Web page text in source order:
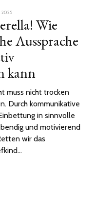
2025
Wie
Aussprache
kann
muss nicht trocken
Durch kommunikative
in sinnvolle
und motivierend
wir das